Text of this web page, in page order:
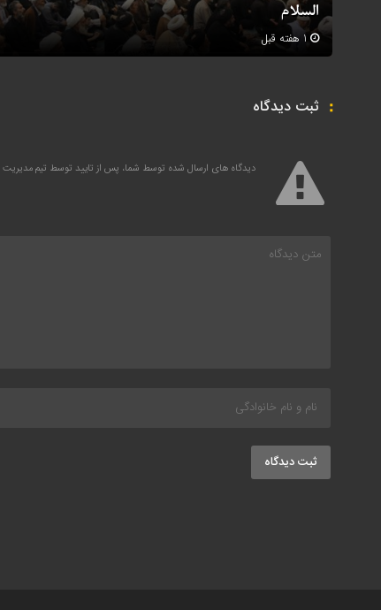
السلام
ثبت دیدگاه
دیدگاه های ارسال شده توسط شما، پس از تایید توسط تیم
ثبت دیدگاه